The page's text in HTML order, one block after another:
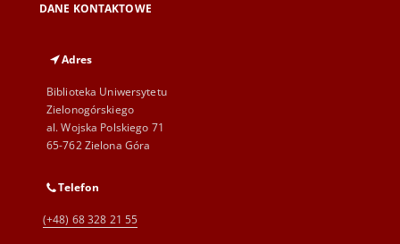
DANE KONTAKTOWE
Adres
Biblioteka Uniwersytetu
Zielonogórskiego
al. Wojska Polskiego 71
65-762 Zielona Góra
Telefon
(+48) 68 328 21 55